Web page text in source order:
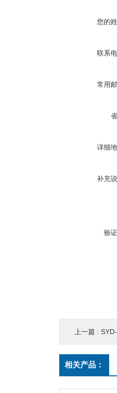
您的
联系
常用
详细
补充
验
上一篇 : SYD-
相关产品：